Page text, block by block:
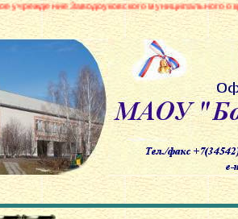
муниципального округа